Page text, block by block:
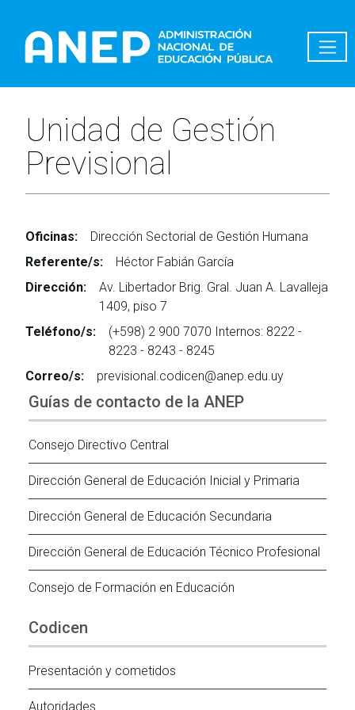
Unidad de Gestión
Previsional
Oficinas:
Dirección Sectorial de Gestión Humana
Referente/s:
Héctor Fabián García
Dirección:
Av. Libertador Brig. Gral. Juan A. Lavalleja
1409, piso 7
Teléfono/s:
(+598) 2 900 7070 Internos: 8222 -
8223 - 8243 - 8245
Correo/s:
previsional.codicen@anep.edu.uy
Guías de contacto de la ANEP
Consejo Directivo Central
Dirección General de Educación Inicial y Primaria
Dirección General de Educación Secundaria
Dirección General de Educación Técnico Profesional
Consejo de Formación en Educación
Codicen
Presentación y cometidos
Autoridades